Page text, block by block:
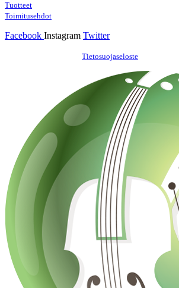
Tuotteet
Toimitusehdot
Facebook Instagram Twitter
Tietosuojaseloste